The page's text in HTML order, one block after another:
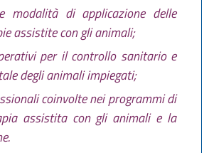
modalità di applicazione delle
assistite con gli animali;
per il controllo sanitario e
degli animali impiegati;
coinvolte nei programmi di
assistita con gli animali e la